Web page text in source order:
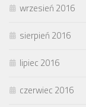
wrzesień 2016
sierpień 2016
lipiec 2016
czerwiec 2016